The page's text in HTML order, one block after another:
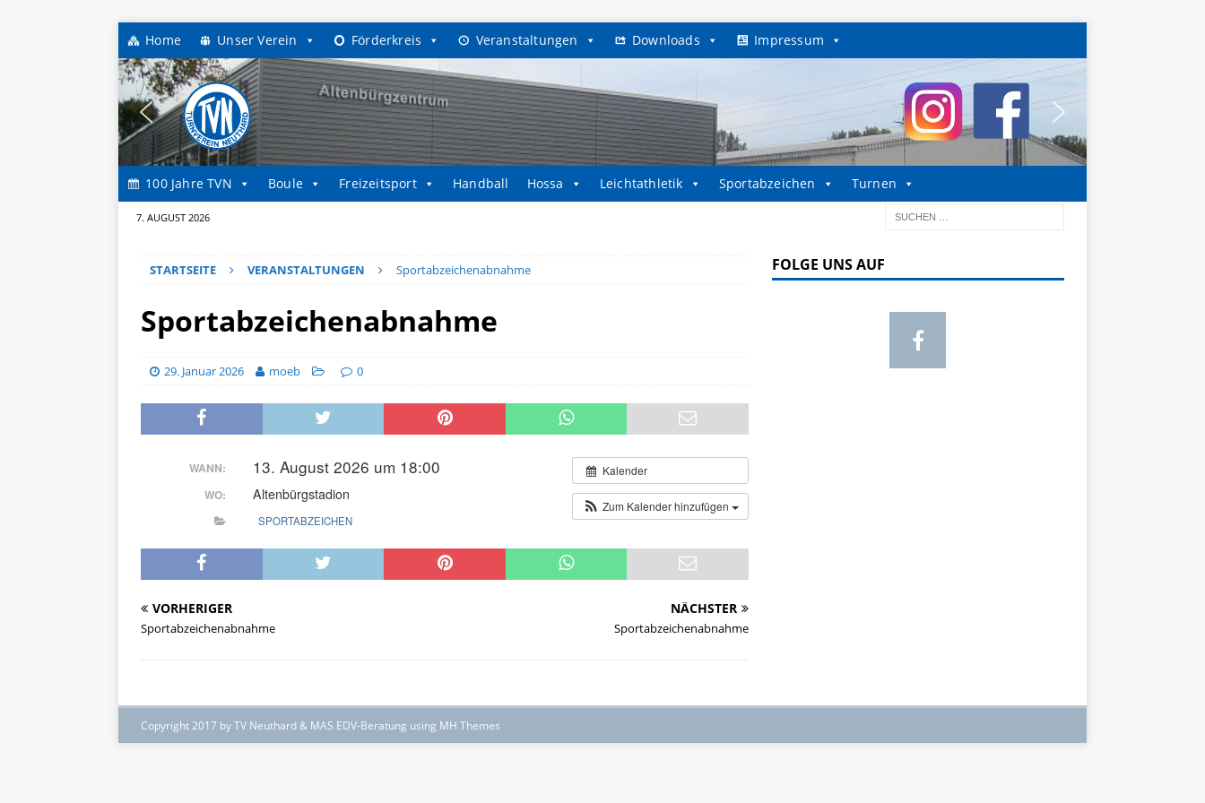
Home Unser Verein Förderkreis Veranstaltungen Downloads Impressum
100 Jahre TVN Boule Freizeitsport Handball Hossa Leichtathletik Sportabzeichen Turnen
7. AUGUST 2026
STARTSEITE VERANSTALTUNGEN Sportabzeichenabnahme
Sportabzeichenabnahme
29. Januar 2026 moeb 0
Kalender
Zum Kalender hinzufügen
WANN: 13. August 2026 um 18:00
WO: Altenbürgstadion
SPORTABZEICHEN
VORHERIGER
Sportabzeichenabnahme
NÄCHSTER
Sportabzeichenabnahme
FOLGE UNS AUF
Copyright 2017 by TV Neuthard & MAS EDV-Beratung using MH Themes